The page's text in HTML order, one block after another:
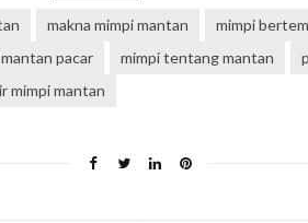
makna mimpi mantan
mimpi
pacar mimpi tentang mantan
mimpi mantan